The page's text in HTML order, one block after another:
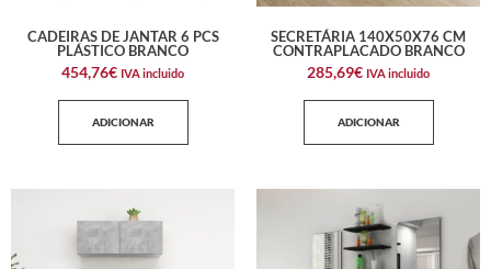
CADEIRAS DE JANTAR 6 PCS
PLÁSTICO BRANCO
454,76€ IVA incluido
ADICIONAR
SECRETÁRIA 140X50X76 CM
CONTRAPLACADO BRANCO
285,69€ IVA incluido
ADICIONAR